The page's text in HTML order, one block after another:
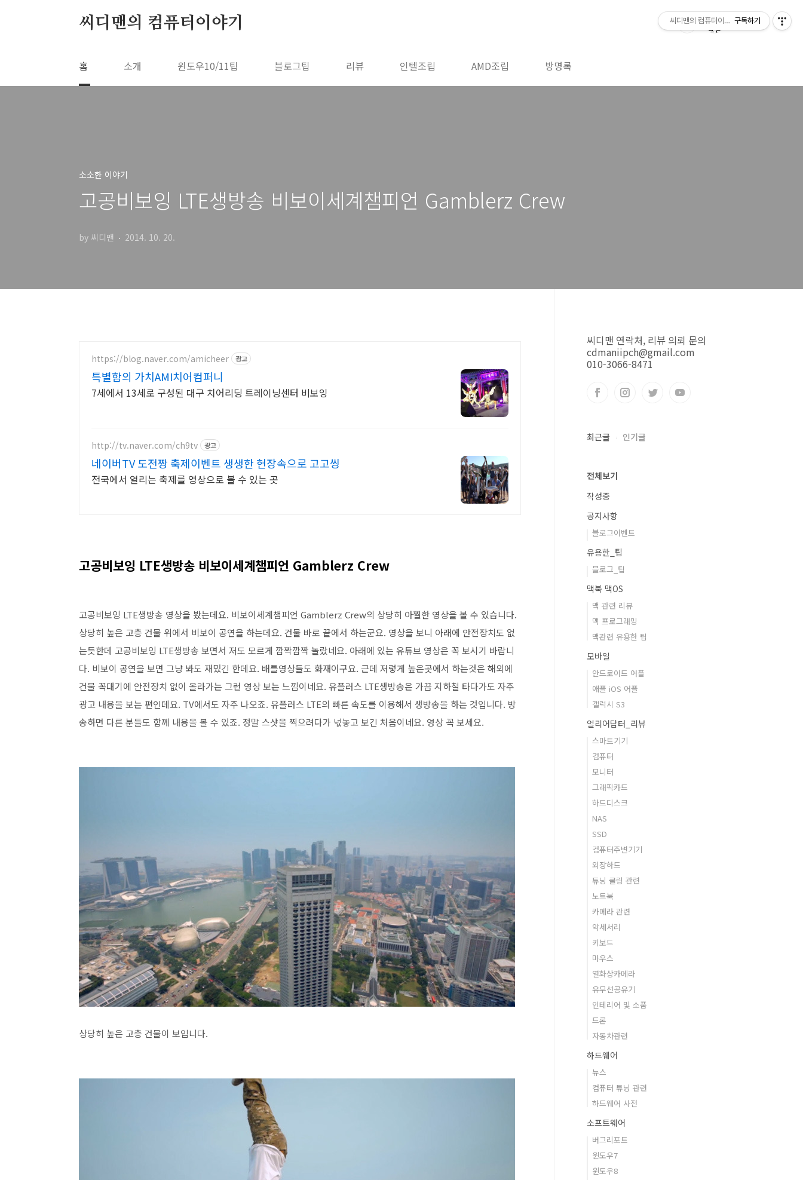
씨디맨의 컴퓨터이야기
홈 소개 윈도우10/11팁 블로그팁 리뷰 인텔조립 AMD조립 방명록
소소한 이야기
고공비보잉 LTE생방송 비보이세계챔피언 Gamblerz Crew
by 씨디맨 2014. 10. 20.
https://blog.naver.com/amicheer 광고
특별함의 가치AMI치어컴퍼니
7세에서 13세로 구성된 대구 치어리딩 트레이닝센터 비보잉
http://tv.naver.com/ch9tv 광고
네이버TV 도전짱 축제이벤트 생생한 현장속으로 고고씽
전국에서 열리는 축제를 영상으로 볼 수 있는 곳
고공비보잉 LTE생방송 비보이세계챔피언 Gamblerz Crew
고공비보잉 LTE생방송 영상을 봤는데요. 비보이세계챔피언 Gamblerz Crew의 상당히 아찔한 영상을 볼 수 있습니다.
상당히 높은 고층 건물 위에서 비보이 공연을 하는데요. 건물 바로 끝에서 하는군요. 영상을 보니 아래에 안전장치도 없
는듯한데 고공비보잉 LTE생방송 보면서 저도 모르게 깜짝깜짝 놀랐네요. 아래에 있는 유튜브 영상은 꼭 보시기 바랍니
다. 비보이 공연을 보면 그냥 봐도 재밌긴 한데요. 배틀영상들도 화재이구요. 근데 저렇게 높은곳에서 하는것은 해외에
건물 꼭대기에 안전장치 없이 올라가는 그런 영상 보는 느낌이네요. 유플러스 LTE생방송은 가끔 지하철 타다가도 자주
광고 내용을 보는 편인데요. TV에서도 자주 나오죠. 유플러스 LTE의 빠른 속도를 이용해서 생방송을 하는 것입니다. 방
송하면 다른 분들도 함께 내용을 볼 수 있죠. 정말 스샷을 찍으려다가 넋놓고 보긴 처음이네요. 영상 꼭 보세요.
상당히 높은 고층 건물이 보입니다.
씨디맨 연락처, 리뷰 의뢰 문의
cdmaniipch@gmail.com
010-3066-8471
최근글 인기글
전체보기
작성중
공지사항
블로그이벤트
유용한_팁
블로그_팁
맥북 맥OS
맥 관련 리뷰
맥 프로그래밍
맥관련 유용한 팁
모바일
안드로이드 어플
애플 iOS 어플
갤럭시 S3
얼리어답터_리뷰
스마트기기
컴퓨터
모니터
그래픽카드
하드디스크
NAS
SSD
컴퓨터주변기기
외장하드
튜닝 쿨링 관련
노트북
카메라 관련
악세서리
키보드
마우스
열화상카메라
유무선공유기
인테리어 및 소품
드론
자동차관련
하드웨어
뉴스
컴퓨터 튜닝 관련
하드웨어 사전
소프트웨어
버그리포트
윈도우7
윈도우8
씨디맨의 컴퓨터이야기구독하기